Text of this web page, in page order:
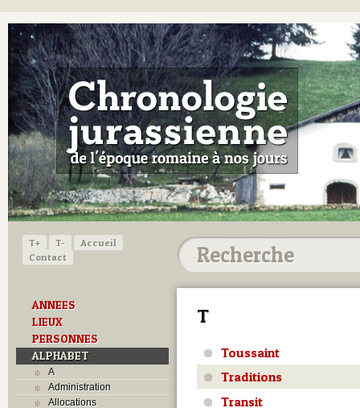
T+ T-
Accueil
Contact
ANNEES
LIEUX
PERSONNES
ALPHABET
A
Administration
Allocations
T
Toussaint
Traditions
Transit